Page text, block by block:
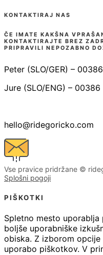
KONTAKTIRAJ NAS
ČE IMATE KAKŠNA
KONTAKTIRAJTE BREZ
PRIPRAVILI NEPOZABNO
Peter (SLO/GER) –
Jure (SLO/ENG) –
hello@ridegoricko.com
Vse pravice pridržane ©
Splošni pogoji
PIŠKOTKI
Spletno mesto
boljše uporabniške
obiska. Z izborom
uporabo piškotkov. V